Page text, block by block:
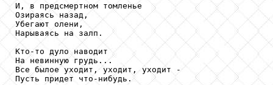
И, в предсмертном томленье
Озираясь назад,
Убегают олени,
Нарываясь на залп.
Кто-то дуло наводит
На невинную грудь...
Все былое уходит, уходит, уходит -
Пусть придет что-нибудь.